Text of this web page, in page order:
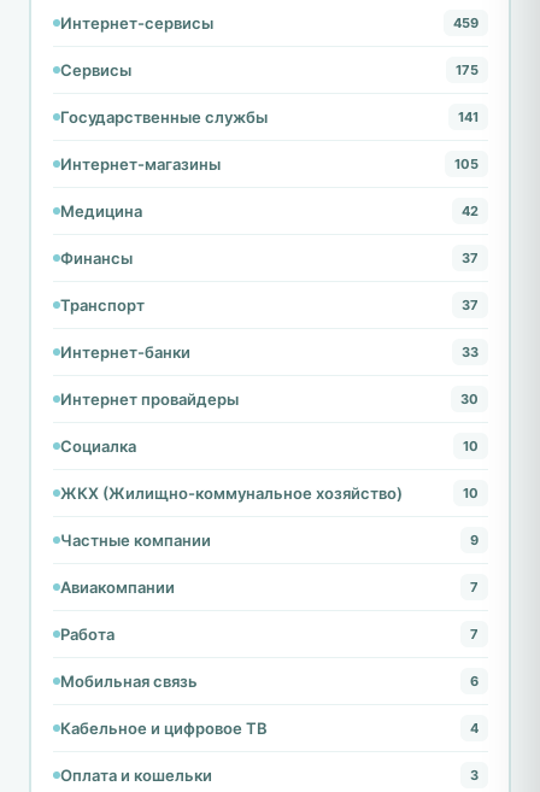
Интернет-сервисы 459
Сервисы 175
Государственные службы 141
Интернет-магазины 105
Медицина 42
Финансы 37
Транспорт 37
Интернет-банки 33
Интернет провайдеры 30
Социалка 10
ЖКХ (Жилищно-коммунальное хозяйство) 10
Частные компании 9
Авиакомпании 7
Работа 7
Мобильная связь 6
Кабельное и цифровое ТВ 4
Оплата и кошельки 3